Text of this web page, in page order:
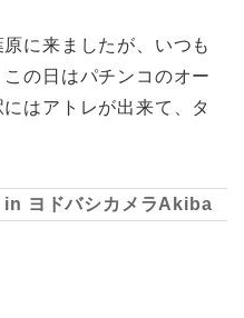
に来ましたが、いつも
の日はパチンコのオー
はアトレが出来て、タ
ヨドバシカメラAkiba